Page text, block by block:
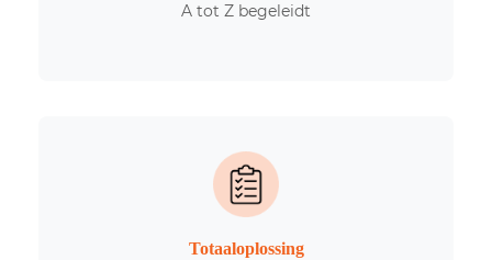
A tot Z begeleidt
Totaaloplossing